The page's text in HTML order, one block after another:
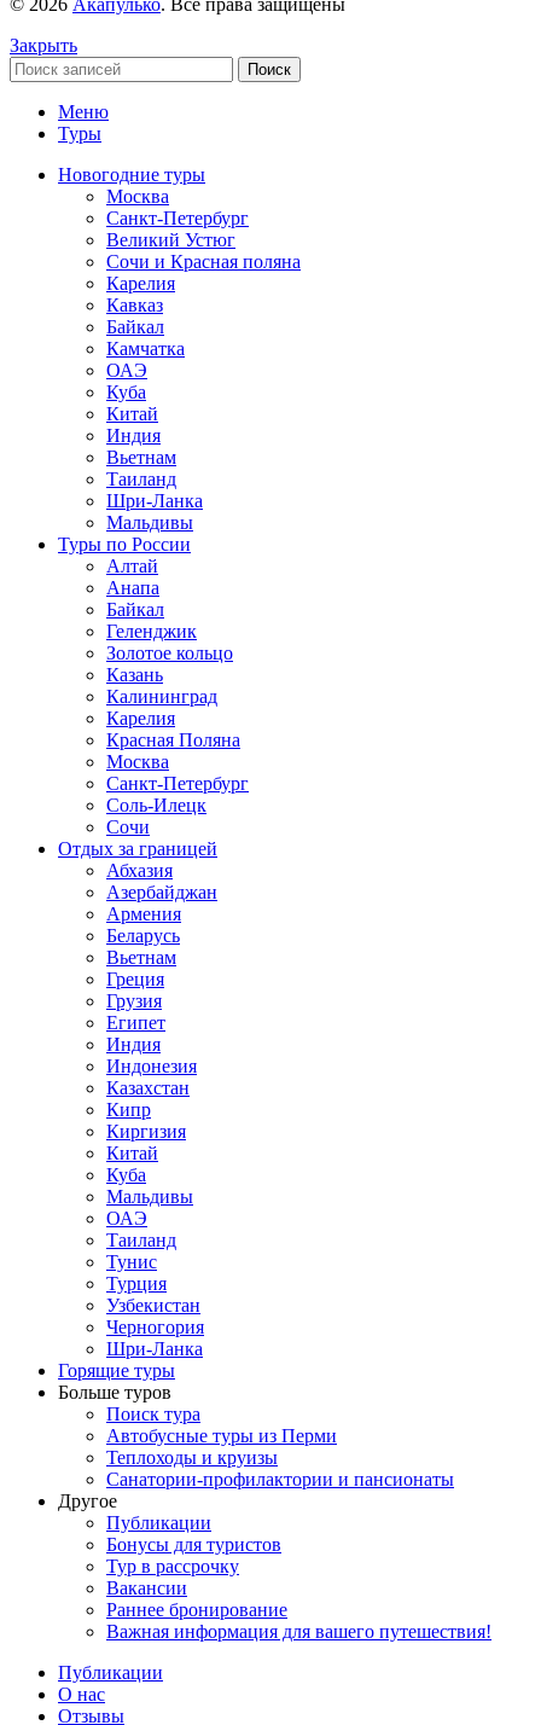
Закрыть
Поиск
Меню
Туры
Новогодние туры
Москва
Санкт-Петербург
Великий Устюг
Сочи и Красная поляна
Карелия
Кавказ
Байкал
Камчатка
ОАЭ
Куба
Китай
Индия
Вьетнам
Таиланд
Шри-Ланка
Мальдивы
Туры по России
Алтай
Анапа
Байкал
Геленджик
Золотое кольцо
Казань
Калининград
Карелия
Красная Поляна
Москва
Санкт-Петербург
Соль-Илецк
Сочи
Отдых за границей
Абхазия
Азербайджан
Армения
Беларусь
Вьетнам
Греция
Грузия
Египет
Индия
Индонезия
Казахстан
Кипр
Киргизия
Китай
Куба
Мальдивы
ОАЭ
Таиланд
Тунис
Турция
Узбекистан
Черногория
Шри-Ланка
Горящие туры
Больше туров
Поиск тура
Автобусные туры из Перми
Теплоходы и круизы
Санатории-профилактории и пансионаты
Другое
Публикации
Бонусы для туристов
Тур в рассрочку
Вакансии
Раннее бронирование
Важная информация для вашего путешествия!
Публикации
О нас
Отзывы